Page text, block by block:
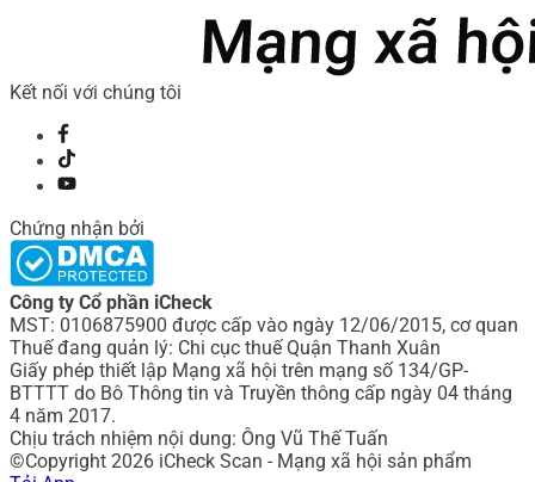
Kết nối với chúng tôi
Chứng nhận bởi
Công ty Cổ phần iCheck
MST: 0106875900 được cấp vào ngày 12/06/2015, cơ quan
Thuế đang quản lý: Chi cục thuế Quận Thanh Xuân
Giấy phép thiết lập Mạng xã hội trên mạng số 134/GP-
BTTTT do Bô Thông tin và Truyền thông cấp ngày 04 tháng
4 năm 2017.
Chịu trách nhiệm nội dung: Ông Vũ Thế Tuấn
©Copyright 2026 iCheck Scan - Mạng xã hội sản phẩm